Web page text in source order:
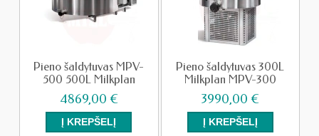
Pieno šaldytuvas MPV-
500 500L Milkplan
4869,00 €
Pieno šaldytuvas 300L
Milkplan MPV-300
3990,00 €